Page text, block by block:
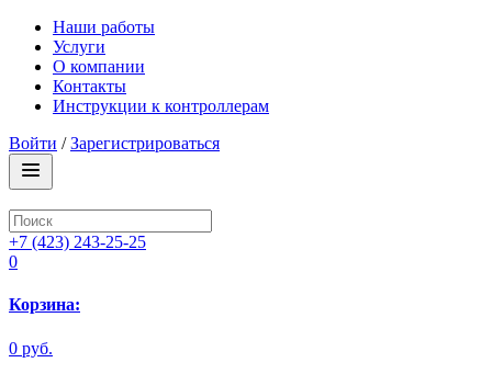
Наши работы
Услуги
О компании
Контакты
Инструкции к контроллерам
Войти /Зарегистрироваться
+7 (423) 243-25-25
0
Корзина:
0 руб.